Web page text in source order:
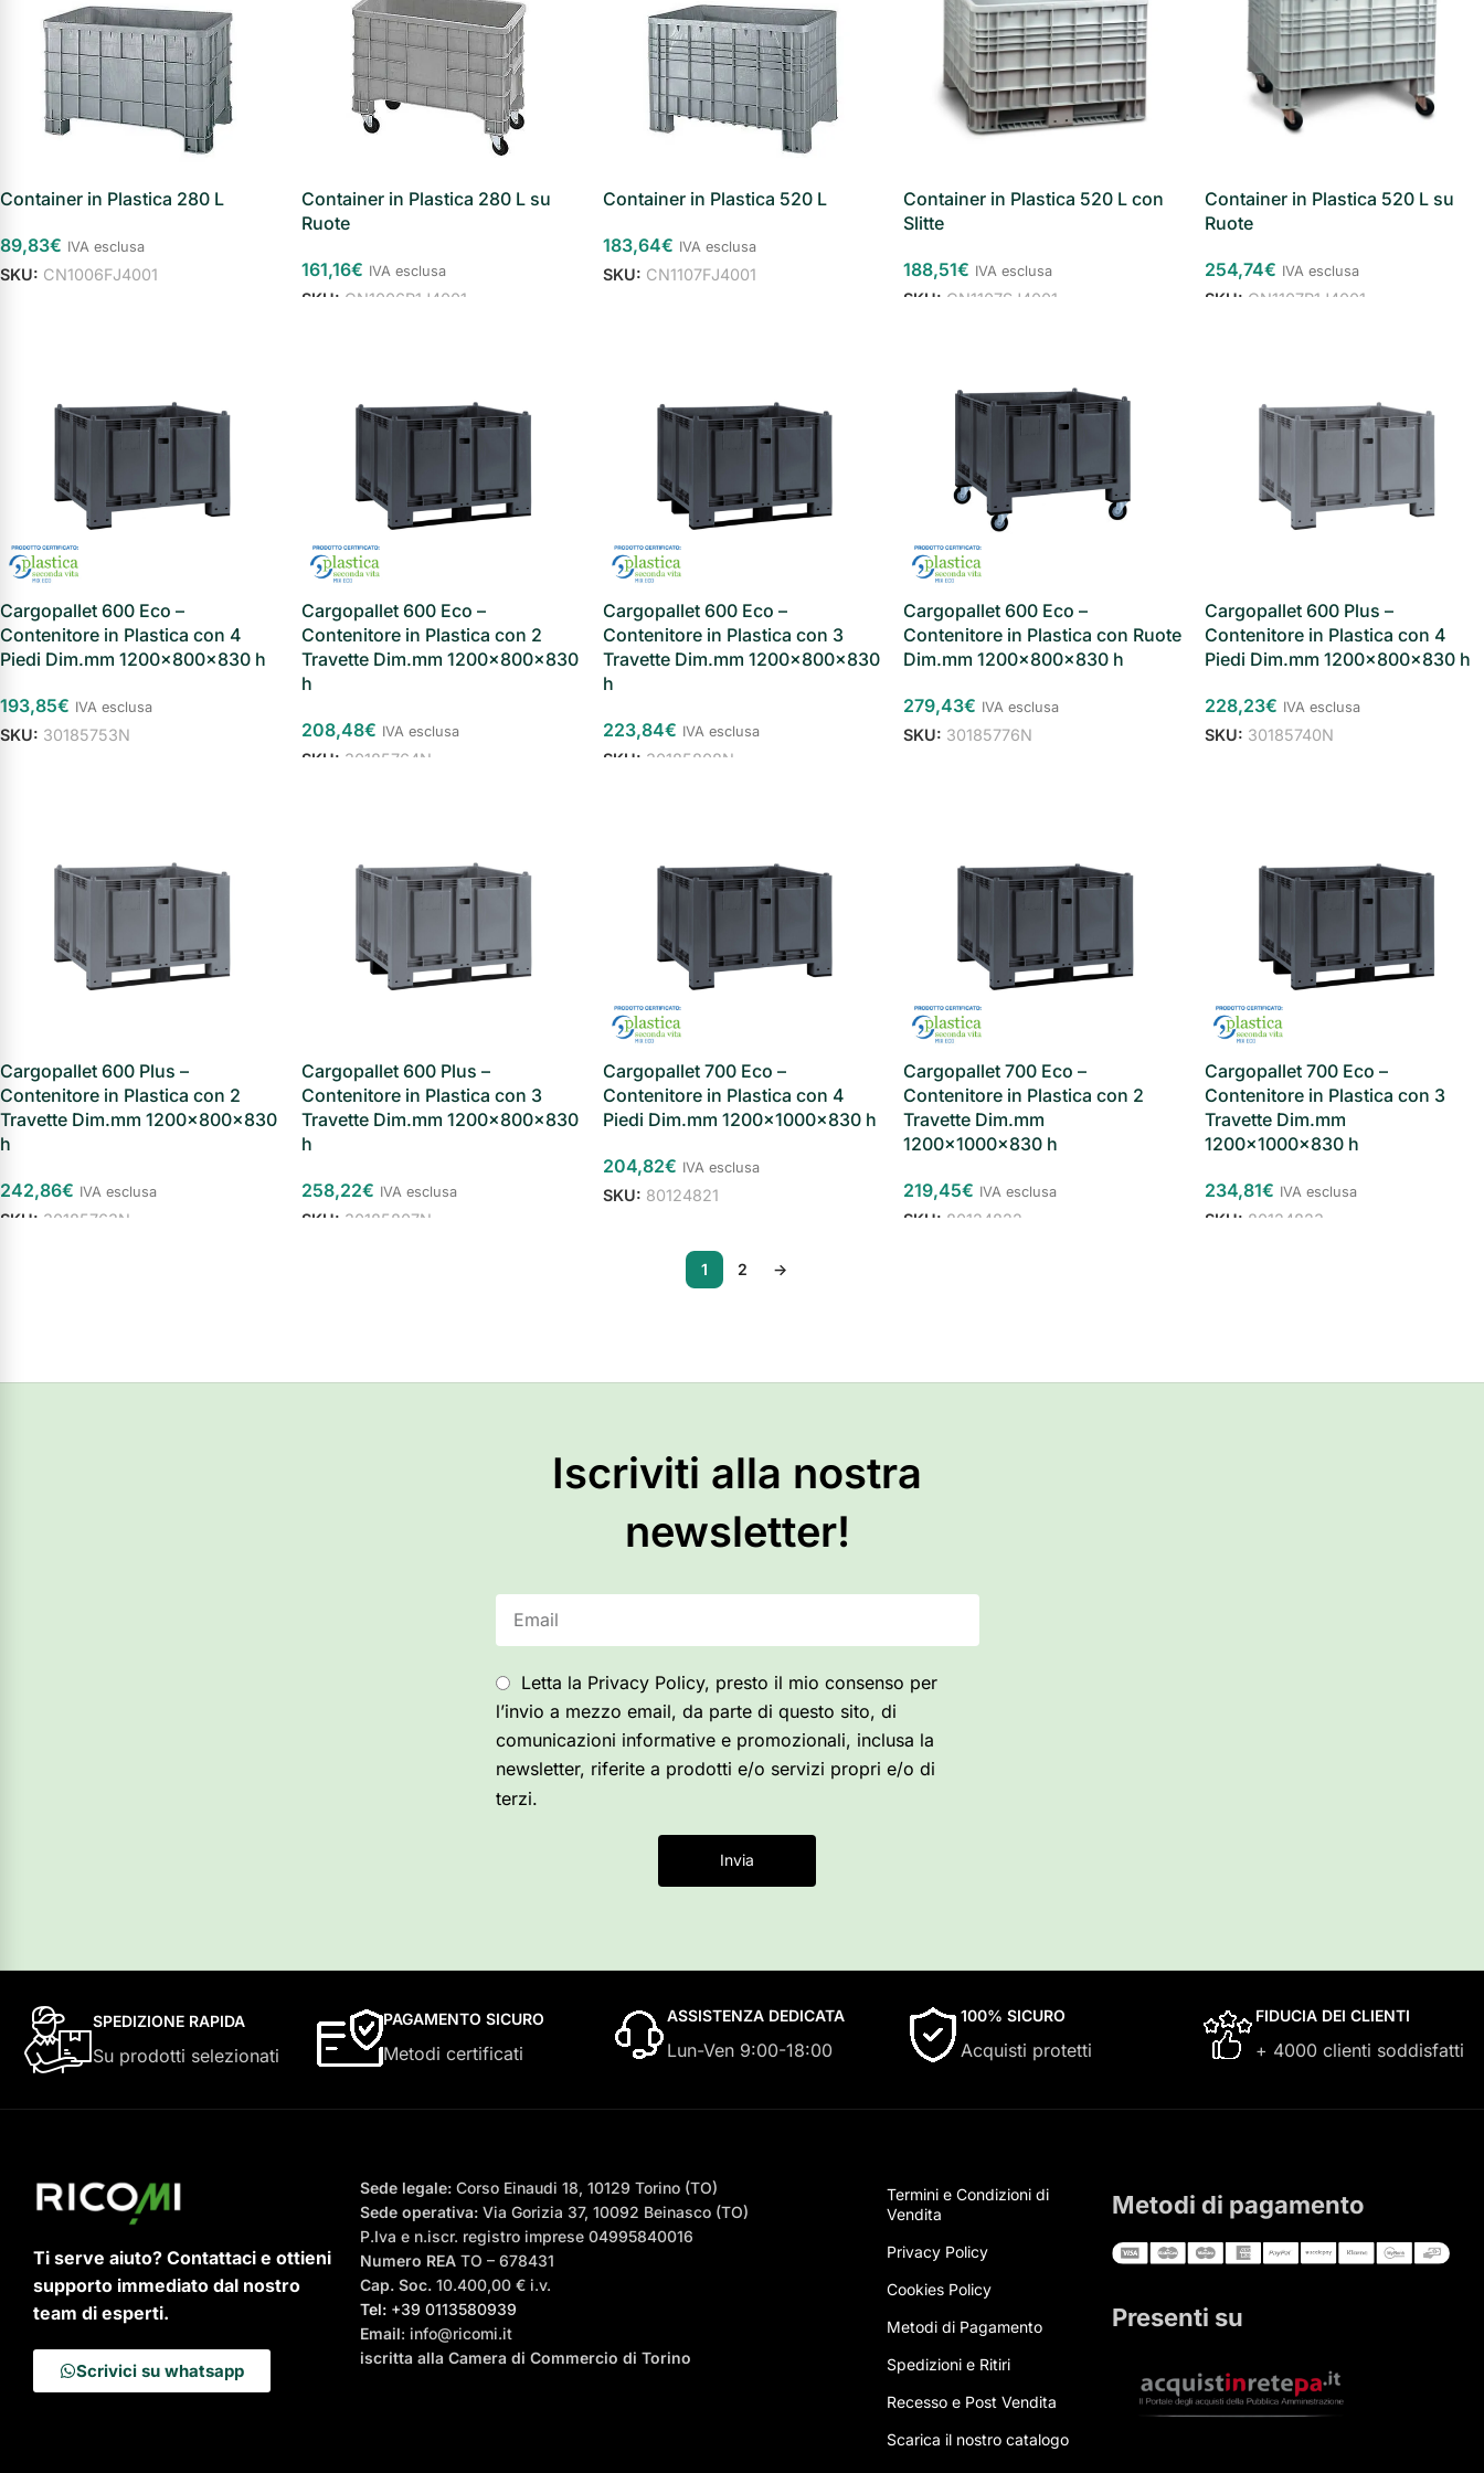
Armadi
sicurezza
Forze
Armadi di
sicurezza
Container in Plastica 280 L
89,83€ IVA esclusa
SKU: CN1006FJ4001
Container in Plastica 280 L su
Ruote
161,16€ IVA esclusa
SKU: CN1006R1J4001
Container in Plastica 520 L
183,64€ IVA esclusa
SKU: CN1107FJ4001
Container in Plastica 520 L con
Slitte
188,51€ IVA esclusa
SKU: CN1107SJ4001
Container in Plastica 520 L su
Ruote
254,74€ IVA esclusa
SKU: CN1107R1J4001
Cargopallet 600 Eco –
Contenitore in Plastica con 4
Piedi Dim.mm 1200x800x830 h
193,85€ IVA esclusa
SKU: 30185753N
Cargopallet 600 Eco –
Contenitore in Plastica con 2
Travette Dim.mm 1200x800x830
h
208,48€ IVA esclusa
SKU: 30185764N
Cargopallet 600 Eco –
Contenitore in Plastica con 3
Travette Dim.mm 1200x800x830
h
223,84€ IVA esclusa
SKU: 30185808N
Cargopallet 600 Eco –
Contenitore in Plastica con Ruote
Dim.mm 1200x800x830 h
279,43€ IVA esclusa
SKU: 30185776N
Cargopallet 600 Plus –
Contenitore in Plastica con 4
Piedi Dim.mm 1200x800x830 h
228,23€ IVA esclusa
SKU: 30185740N
Cargopallet 600 Plus –
Contenitore in Plastica con 2
Travette Dim.mm 1200x800x830
h
242,86€ IVA esclusa
SKU: 30185763N
Cargopallet 600 Plus –
Contenitore in Plastica con 3
Travette Dim.mm 1200x800x830
h
258,22€ IVA esclusa
SKU: 30185807N
Cargopallet 700 Eco –
Contenitore in Plastica con 4
Piedi Dim.mm 1200x1000x830 h
204,82€ IVA esclusa
SKU: 80124821
Cargopallet 700 Eco –
Contenitore in Plastica con 2
Travette Dim.mm
1200x1000x830 h
219,45€ IVA esclusa
SKU: 80124822
Cargopallet 700 Eco –
Contenitore in Plastica con 3
Travette Dim.mm
1200x1000x830 h
234,81€ IVA esclusa
SKU: 80124823
1 2 →
Iscriviti alla nostra
newsletter!
Letta la Privacy Policy, presto il mio consenso per
l’invio a mezzo email, da parte di questo sito, di
comunicazioni informative e promozionali, inclusa la
newsletter, riferite a prodotti e/o servizi propri e/o di
terzi.
Invia
SPEDIZIONE RAPIDA
Su prodotti selezionati
PAGAMENTO SICURO
Metodi certificati
ASSISTENZA DEDICATA
Lun-Ven 9:00-18:00
100% SICURO
Acquisti protetti
FIDUCIA DEI CLIENTI
+ 4000 clienti soddisfatti
Ti serve aiuto? Contattaci e ottieni
supporto immediato dal nostro
team di esperti.
Scrivici su whatsapp
Sede legale: Corso Einaudi 18, 10129 Torino (TO)
Sede operativa: Via Gorizia 37, 10092 Beinasco (TO)
P.Iva e n.iscr. registro imprese 04995840016
Numero REATO – 678431
Cap. Soc. 10.400,00 € i.v.
Tel: +39 0113580939
Email: info@ricomi.it
iscritta alla Camera di Commercio di Torino
Termini e Condizioni di
Vendita
Privacy Policy
Cookies Policy
Metodi di Pagamento
Spedizioni e Ritiri
Recesso e Post Vendita
Scarica il nostro catalogo
Metodi di pagamento
Presenti su